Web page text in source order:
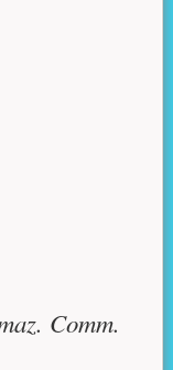
Comm.